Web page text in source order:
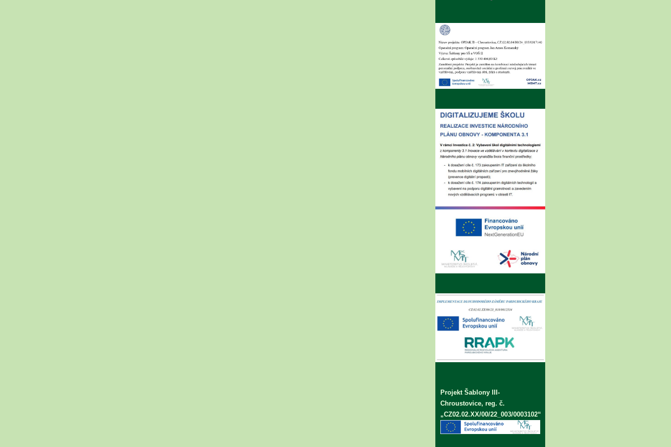
Projekt Šablony III-
Chroustovice, reg. č.
„CZ02.02.XX/00/22_003/0003102“